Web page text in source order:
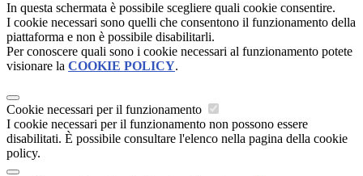
In questa schermata è possibile scegliere quali cookie consentire.
I cookie necessari sono quelli che consentono il funzionamento della
piattaforma e non è possibile disabilitarli.
Per conoscere quali sono i cookie necessari al funzionamento potete
visionare la COOKIE POLICY.
Cookie necessari per il funzionamento
I cookie necessari per il funzionamento non possono essere
disabilitati. È possibile consultare l'elenco nella pagina della cookie
policy.